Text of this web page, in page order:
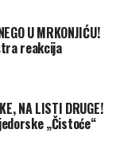
su u
jezera Pauel
kako bi
klena
između dva
U MRKONJIĆU!
reakcija
NA LISTI DRUGE!
„Čistoće“